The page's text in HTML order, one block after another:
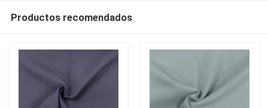
Productos recomendados